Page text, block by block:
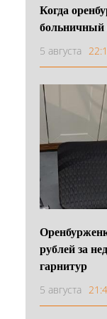
Когда
больничный
5 августа
рублей за
гарнитур
5 августа